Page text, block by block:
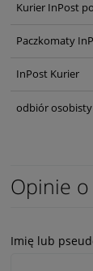
Kurier InPost
Paczkomaty
InPost Kurier
odbiór osobisty
Opinie
Imię lub